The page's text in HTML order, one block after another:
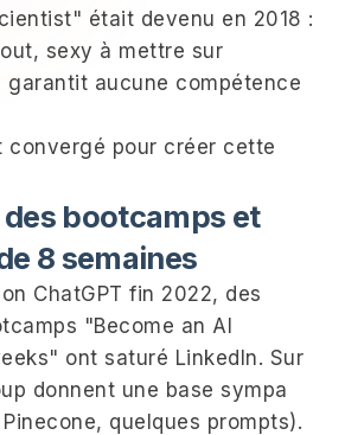
était devenu en 2018 :
sexy à mettre sur
garantit aucune compétence
convergé pour créer cette
des bootcamps et
8 semaines
ChatGPT fin 2022, des
"Become an AI
ont saturé LinkedIn. Sur
donnent une base sympa
quelques prompts).